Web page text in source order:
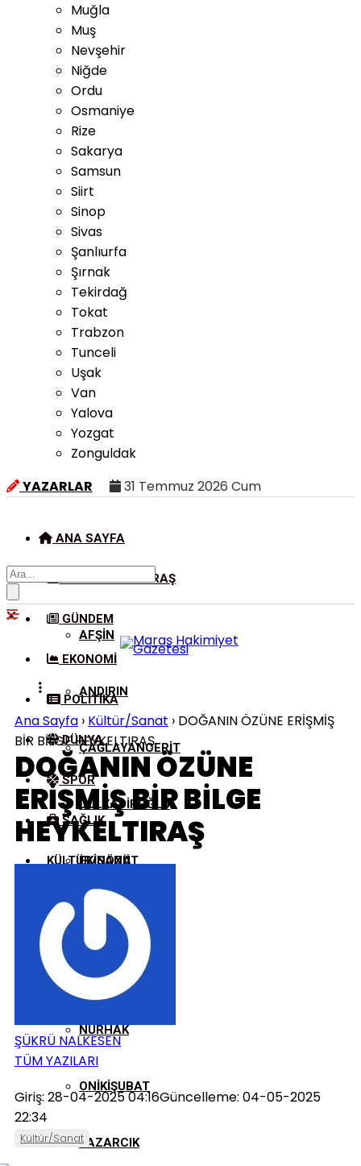
Muğla
Muş
Nevşehir
Niğde
Ordu
Osmaniye
Rize
Sakarya
Samsun
Siirt
Sinop
Sivas
Şanlıurfa
Şırnak
Tekirdağ
Tokat
Trabzon
Tunceli
Uşak
Van
Yalova
Yozgat
Zonguldak
YAZARLAR
31 Temmuz 2026 Cum
ANA SAYFA
KAHRAMANMARAŞ
AFŞIN
ANDIRIN
ÇAĞLAYANCERIT
DULKADIROĞLU
EKINÖZÜ
ELBISTAN
GÖKSUN
NURHAK
ONIKIŞUBAT
PAZARCIK
GÜNDEM
EKONOMI
POLITIKA
DÜNYA
SPOR
SAĞLIK
KÜLTÜR/SANAT
Ana Sayfa › Kültür/Sanat › DOĞANIN ÖZÜNE ERİŞMİŞ
BİR BİLGE HEYKELTIRAŞ
DOĞANIN ÖZÜNE
ERİŞMİŞ BİR BİLGE
HEYKELTIRAŞ
ŞÜKRÜ NALKESEN
TÜM YAZILARI
Giriş: 28-04-2025 04:16Güncelleme: 04-05-2025
22:34
Kültür/Sanat